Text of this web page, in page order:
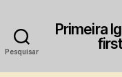
Pesquisar
Primeira